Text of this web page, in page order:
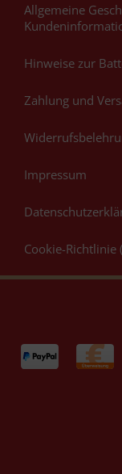
Allgemeine
Hinweise zur
Zahlung und
Impressum
Cookie-Richtlinie